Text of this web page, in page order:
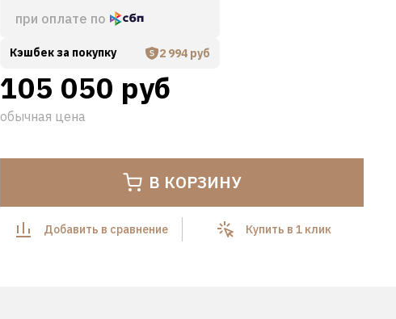
при оплате по
Кэшбек за покупку 2 994 руб
105 050 руб
обычная цена
В КОРЗИНУ
Добавить в сравнение Купить в 1 клик